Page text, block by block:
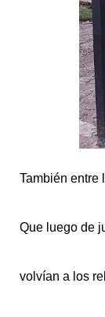
También entre
Que luego de
volvían a los